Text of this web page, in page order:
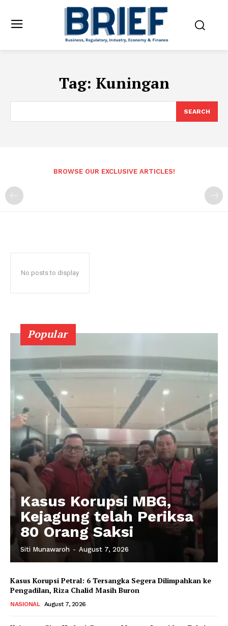
Tag: Kuningan
SEARCH
BROWSE OUR EXCLUSIVE ARTICLES!
No posts to display
Popular
Kasus Korupsi MBG,
Kejagung telah Periksa
80 Orang Saksi
Siti Munawaroh - August 7, 2026
Kasus Korupsi Petral: 6 Tersangka Segera Dilimpahkan ke
Pengadilan, Riza Chalid Masih Buron
NASIONAL August 7, 2026